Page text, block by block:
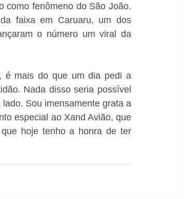
como fenômeno do São João.
faixa em Caruaru, um dos
o número um viral da
é mais do que um dia pedi a
Nada disso seria possível
Sou imensamente grata a
especial ao Xand Avião, que
hoje tenho a honra de ter